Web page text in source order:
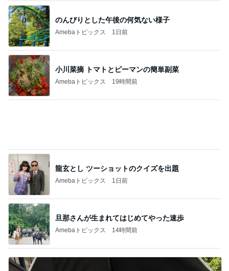
のんびりとした午後の何気ない様子
Amebaトピックス 1日前
小川菜摘 トマトとピーマンの簡単副菜
Amebaトピックス 19時間前
龍玄とし ツーショットのクイズを出題
Amebaトピックス 1日前
旦那さんが生まれてはじめてやった速歩
Amebaトピックス 14時間前